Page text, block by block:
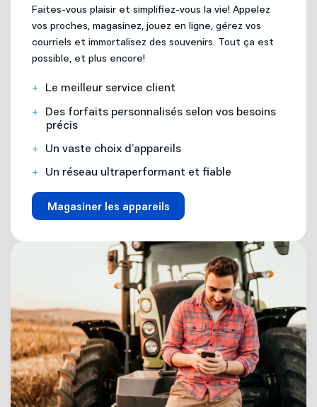
Faites-vous plaisir et simplifiez-vous la vie! Appelez
vos proches, magasinez, jouez en ligne, gérez vos
courriels et immortalisez des souvenirs. Tout ça est
possible, et plus encore!
Le meilleur service client
Des forfaits personnalisés selon vos besoins
précis
Un vaste choix d’appareils
Un réseau ultraperformant et fiable
Magasiner les appareils